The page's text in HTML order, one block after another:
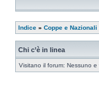
Indice » Coppe e Nazionali
Chi c’è in linea
Visitano il forum: Nessuno e